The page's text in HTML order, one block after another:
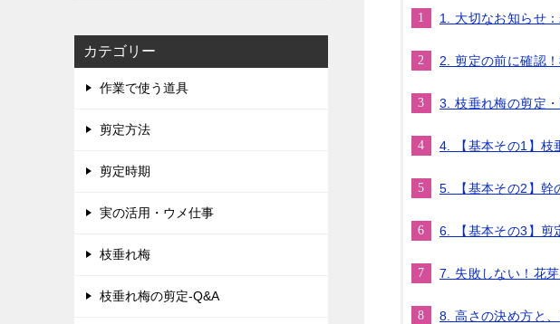
1. 大切なお知らせ
2. 剪定の前に確認
3. 枝垂れ梅の剪定
4. 【基本その1】枝
5. 【基本その2】幹
6. 【基本その3】剪
7. 失敗しない！花
8. 高さの決め方と
カテゴリー
作業で使う道具
剪定方法
剪定時期
実の活用・ウメ仕事
枝垂れ梅
枝垂れ梅の剪定-Q&A